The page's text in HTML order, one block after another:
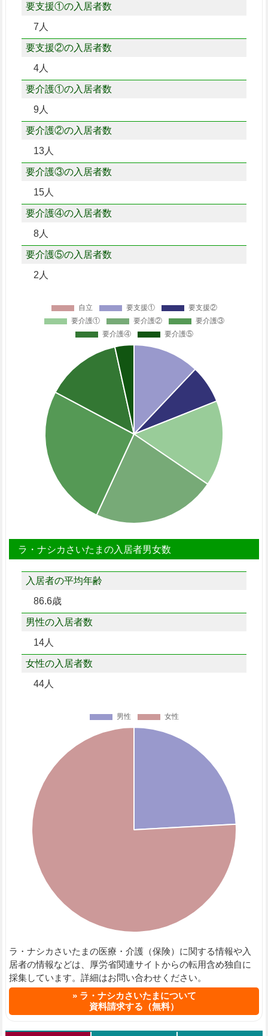
要支援①の入居者数
7人
要支援②の入居者数
4人
要介護①の入居者数
9人
要介護②の入居者数
13人
要介護③の入居者数
15人
要介護④の入居者数
8人
要介護⑤の入居者数
2人
ラ・ナシカさいたまの入居者男女数
入居者の平均年齢
86.6歳
男性の入居者数
14人
女性の入居者数
44人
ラ・ナシカさいたまの医療・介護（保険）に関する情報や入
居者の情報などは、厚労省関連サイトからの転用含め独自に
採集しています。詳細はお問い合わせください。
ラ・ナシカさいたまについて
資料請求する（無料）